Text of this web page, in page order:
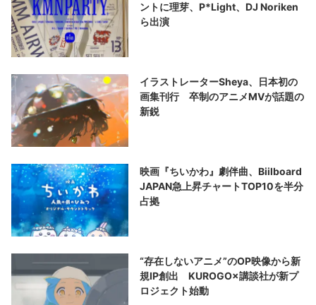
ントに理芽、P*Light、DJ Noriken
ら出演
イラストレーターSheya、日本初の
画集刊行 卒制のアニメMVが話題の
新鋭
映画『ちいかわ』劇伴曲、Biilboard
JAPAN急上昇チャートTOP10を半分
占拠
“存在しないアニメ”のOP映像から新
規IP創出 KUROGO×講談社が新プ
ロジェクト始動